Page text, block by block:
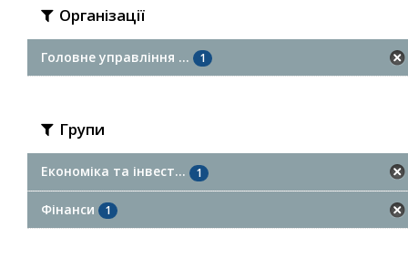
Організації
Головне управління ... 1
Групи
Економіка та інвест... 1
Фінанси 1